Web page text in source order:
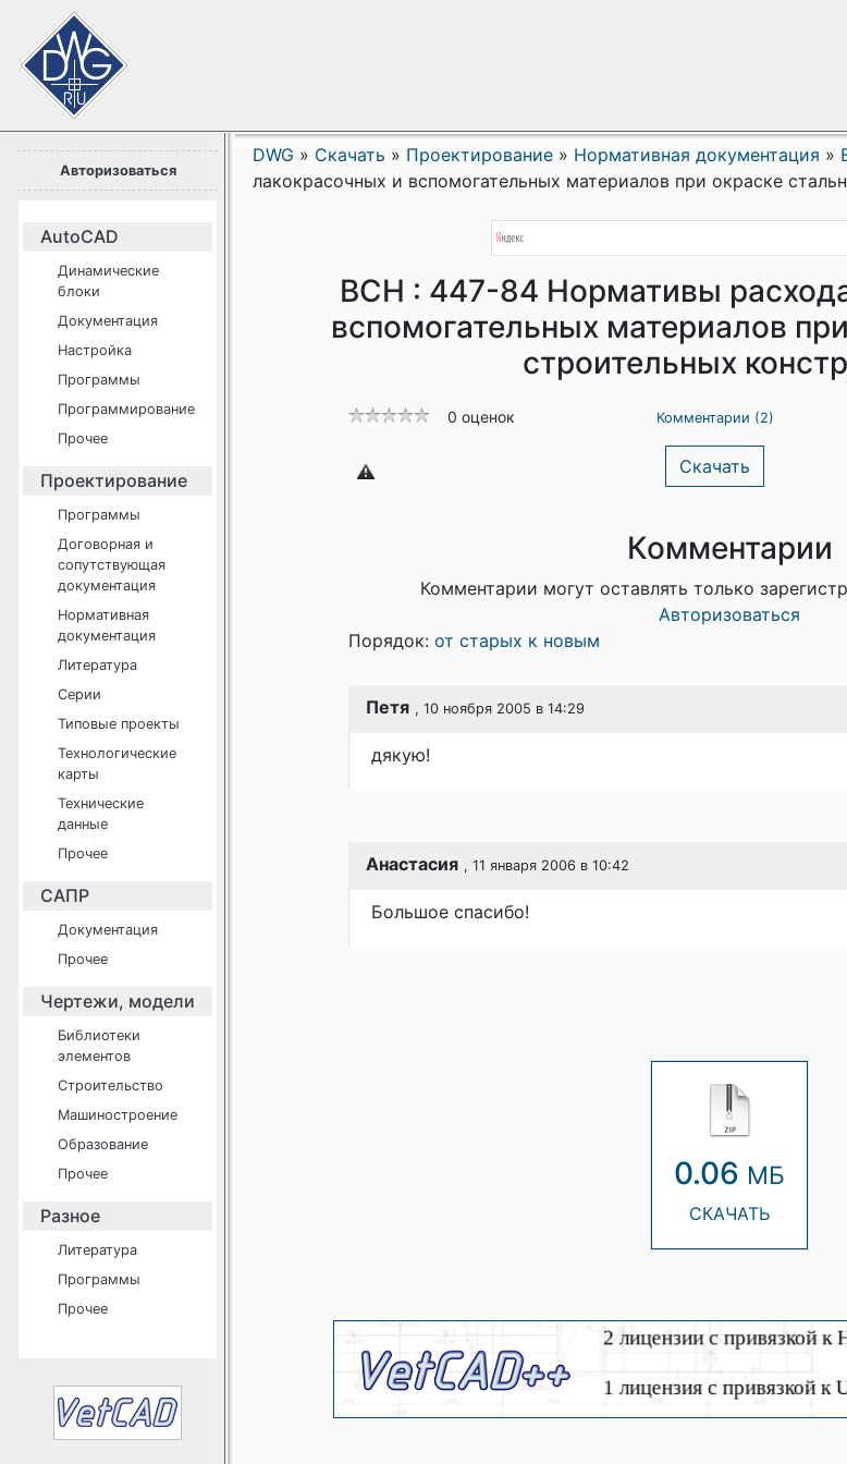
Авторизоваться
AutoCAD
Динамические
блоки
Документация
Настройка
Программы
Программирование
Прочее
Проектирование
Программы
Договорная и
сопутствующая
документация
Нормативная
документация
Литература
Серии
Типовые проекты
Технологические
карты
Технические
данные
Прочее
САПР
Документация
Прочее
Чертежи, модели
Библиотеки
элементов
Строительство
Машиностроение
Образование
Прочее
Разное
Литература
Программы
Прочее
DWG » Скачать » Проектирование » Нормативная документация »
лакокрасочных и вспомогательных материалов при окраске
ВСН : 447-84 Нормативы
вспомогательных материалов
строительных
0 оценок Комментарии (2)
Скачать
Комментарии
Комментарии могут оставлять только
Авторизоваться
Порядок: от старых к новым
Петя , 10 ноября 2005 в 14:29
дякую!
Анастасия , 11 января 2006 в 10:42
Большое спасибо!
0.06 МБ
СКАЧАТЬ